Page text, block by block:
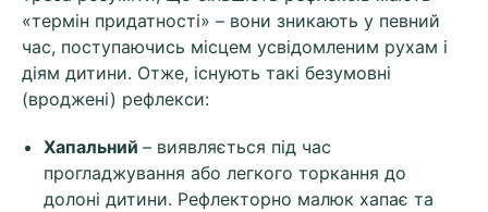
«термін придатності» – вони зникають у певний
час, поступаючись місцем усвідомленим рухам і
діям дитини. Отже, існують такі безумовні
(вроджені) рефлекси:
Хапальний – виявляється під час
прогладжування або легкого торкання до
долоні дитини. Рефлекторно малюк хапає та